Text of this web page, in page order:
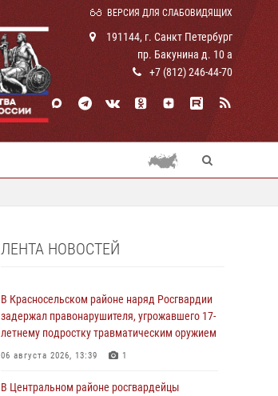
ВЕРСИЯ ДЛЯ СЛАБОВИДЯЩИХ
191144, г. Санкт Петербург
пр. Бакунина д. 10 а
+7 (812) 246-44-70
ЛЕНТА НОВОСТЕЙ
В Красносельском районе наряд Росгвардии
задержал правонарушителя, угрожавшего 17-
летнему подростку травматическим оружием
06 августа 2026, 13:39 1
В Центральном районе росгвардейцы